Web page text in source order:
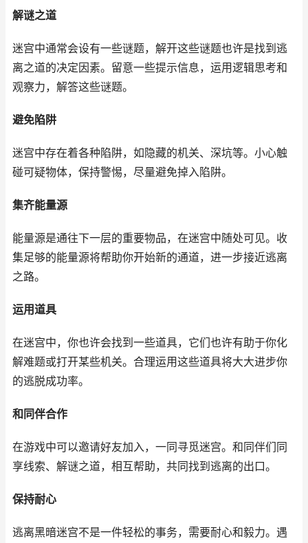
解谜之道
迷宫中通常会设有一些谜题，解开这些谜题也许是找到逃
离之道的决定因素。留意一些提示信息，运用逻辑思考和
观察力，解答这些谜题。
避免陷阱
迷宫中存在着各种陷阱，如隐藏的机关、深坑等。小心触
碰可疑物体，保持警惕，尽量避免掉入陷阱。
集齐能量源
能量源是通往下一层的重要物品，在迷宫中随处可见。收
集足够的能量源将帮助你开始新的通道，进一步接近逃离
之路。
运用道具
在迷宫中，你也许会找到一些道具，它们也许有助于你化
解难题或打开某些机关。合理运用这些道具将大大进步你
的逃脱成功率。
和同伴合作
在游戏中可以邀请好友加入，一同寻觅迷宫。和同伴们同
享线索、解谜之道，相互帮助，共同找到逃离的出口。
保持耐心
逃离黑暗迷宫不是一件轻松的事务，需要耐心和毅力。遇